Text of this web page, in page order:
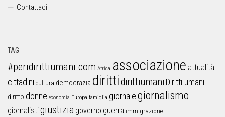
Contattaci
TAG
#peridirittiumani.com Africa associazione attualità
cittadini cultura democrazia dirittidirittiumani Diritti umani
diritto donne economia Europa famiglia giornalegiornalismo
giornalistigiustizia governo guerra immigrazione